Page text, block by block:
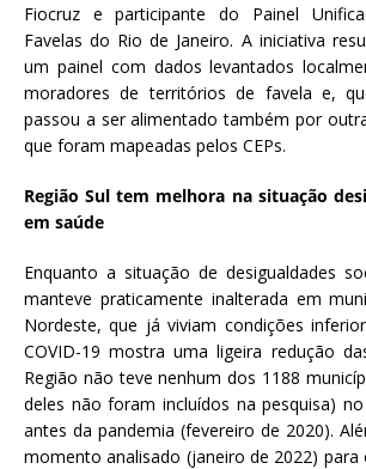
Fiocruz e participante do Painel
Favelas do Rio de Janeiro. A iniciativa
um painel com dados levantados
moradores de territórios de favela e,
passou a ser alimentado também por
que foram mapeadas pelos CEPs.
Região Sul tem melhora na situação
em saúde
Enquanto a situação de desigualdades
manteve praticamente inalterada em
Nordeste, que já viviam condições
COVID-19 mostra uma ligeira redução
Região não teve nenhum dos 1188
deles não foram incluídos na pesquisa)
antes da pandemia (fevereiro de 2020).
momento analisado (janeiro de 2022) para